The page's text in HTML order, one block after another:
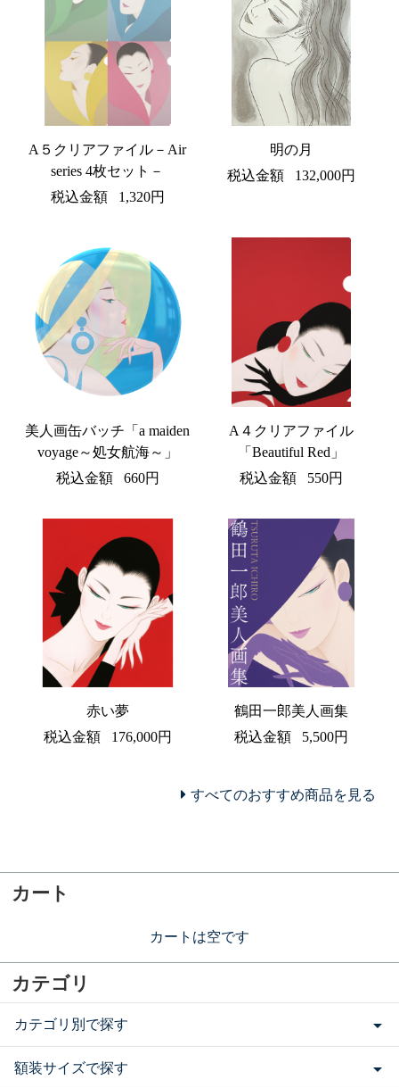
A５クリアファイル－Air
series 4枚セット－
税込金額
1,320円
明の月
税込金額
132,000円
美人画缶バッチ「a maiden
voyage～処女航海～」
税込金額
660円
A４クリアファイル
「Beautiful Red」
税込金額
550円
赤い夢
税込金額
176,000円
鶴田一郎美人画集
税込金額
5,500円
すべてのおすすめ商品を見る
カート
カートは空です
カテゴリ
カテゴリ別で探す
額装サイズで探す